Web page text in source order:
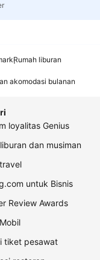
Rumah liburan
akomodasi bulanan
loyalitas Genius
dan musiman
untuk Bisnis
Review Awards
tiket pesawat